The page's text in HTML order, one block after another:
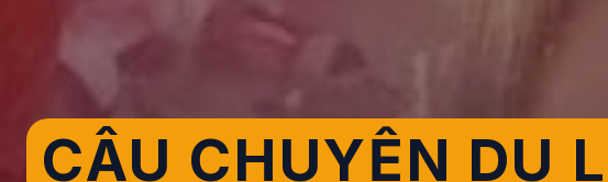
CÂU CHUYỆN DU